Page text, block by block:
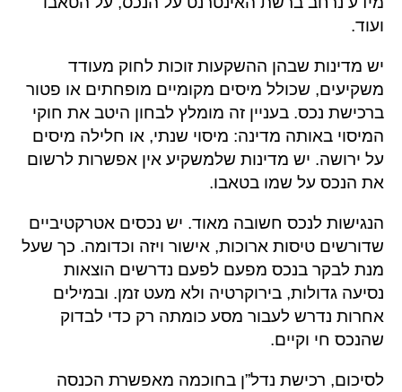
ועוד.
יש מדינות שבהן ההשקעות זוכות לחוק מעודד
משקיעים, שכולל מיסים מקומיים מופחתים או פטור
ברכישת נכס. בעניין זה מומלץ לבחון היטב את חוקי
המיסוי באותה מדינה: מיסוי שנתי, או חלילה מיסים
על ירושה. יש מדינות שלמשקיע אין אפשרות לרשום
את הנכס על שמו בטאבו.
הנגישות לנכס חשובה מאוד. יש נכסים אטרקטיביים
שדורשים טיסות ארוכות, אישור ויזה וכדומה. כך שעל
מנת לבקר בנכס מפעם לפעם נדרשים הוצאות
נסיעה גדולות, בירוקרטיה ולא מעט זמן. ובמילים
אחרות נדרש לעבור מסע כומתה רק כדי לבדוק
שהנכס חי וקיים.
לסיכום, רכישת נדל”ן בחוכמה מאפשרת הכנסה